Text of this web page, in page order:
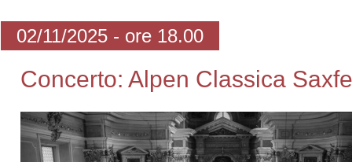
02/11/2025 - ore 18.00
Concerto: Alpen Classica